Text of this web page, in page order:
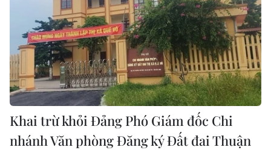
Khai trừ khỏi Đảng Phó Giám đốc Chi
nhánh Văn phòng Đăng ký Đất đai Thuận